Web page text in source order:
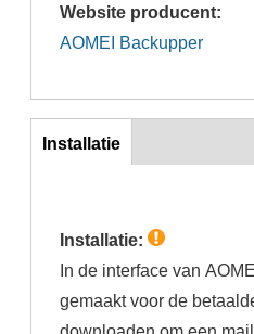
Website producent:
AOMEI Backupper
Inst
Installatie
Installatie:
In de interface van
gemaakt voor de